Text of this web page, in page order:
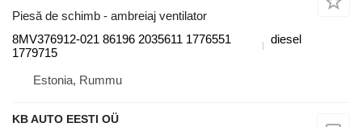
Piesă de schimb - ambreiaj ventilator
8MV376912-021 86196 2035611 1776551
1779715
diesel
Estonia, Rummu
KB AUTO EESTI OÜ